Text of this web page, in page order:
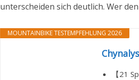
unterscheiden sich deutlich. Wer
MOUNTAINBIKE TESTEMPFEHLUNG 2026
【21